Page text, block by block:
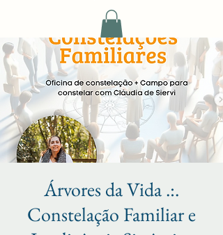
Árvores da Vida .:.
Constelação Familiar e